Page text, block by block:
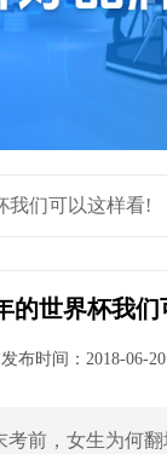
我们可以这样看!
的世界杯我们
布时间：2018-06-20
前，女生为何